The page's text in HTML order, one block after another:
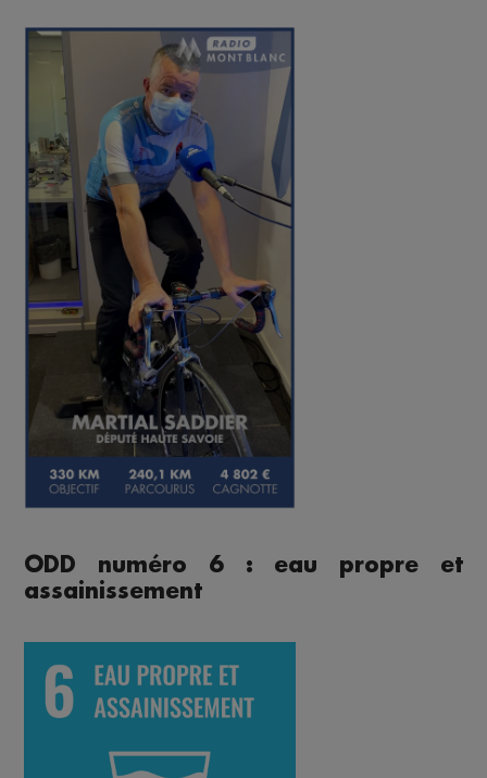
ODD numéro 6 : eau propre et
assainissement